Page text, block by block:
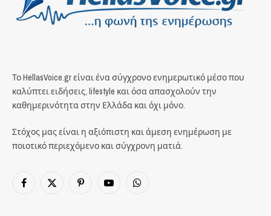
Το HellasVoice.gr είναι ένα σύγχρονο ενημερωτικό μέσο που
καλύπτει ειδήσεις, lifestyle και όσα απασχολούν την
καθημερινότητα στην Ελλάδα και όχι μόνο.
Στόχος μας είναι η αξιόπιστη και άμεση ενημέρωση με
ποιοτικό περιεχόμενο και σύγχρονη ματιά.
Facebook
X
PinterestYouTubeWhatsApp